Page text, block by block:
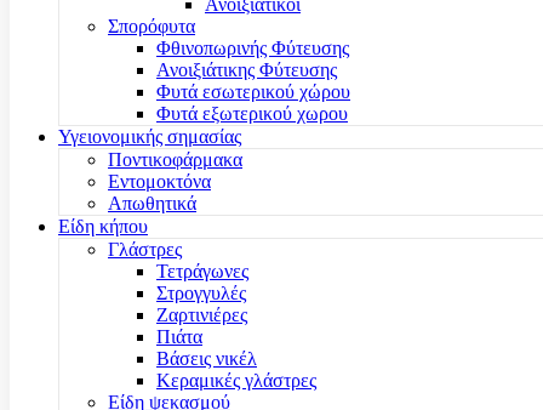
Σπορόφυτα
Φθινοπωρινής Φύτευσης
Ανοιξιάτικης Φύτευσης
Φυτά εσωτερικού χώρου
Φυτά εξωτερικού χωρου
Υγειονομικής σημασίας
Ποντικοφάρμακα
Εντομοκτόνα
Απωθητικά
Είδη κήπου
Γλάστρες
Τετράγωνες
Στρογγυλές
Ζαρτινιέρες
Πιάτα
Βάσεις νικέλ
Κεραμικές γλάστρες
Είδη ψεκασμού